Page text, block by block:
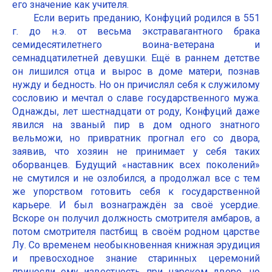
его значение как учителя.
Если верить преданию, Конфуций родился в 551
г. до н.э. от весьма экстравагантного брака
семидесятилетнего воина-ветерана и
семнадцатилетней девушки. Ещё в раннем детстве
он лишился отца и вырос в доме матери, познав
нужду и бедность. Но он причислял себя к служилому
сословию и мечтал о славе государственного мужа.
Однажды, лет шестнадцати от роду, Конфуций даже
явился на званый пир в дом одного знатного
вельможи, но привратник прогнал его со двора,
заявив, что хозяин не принимает у себя таких
оборванцев. Будущий «наставник всех поколений»
не смутился и не озлобился, а продолжал все с тем
же упорством готовить себя к государственной
карьере. И был вознаграждён за своё усердие.
Вскоре он получил должность смотрителя амбаров, а
потом смотрителя пастбищ в своём родном царстве
Лу. Со временем необыкновенная книжная эрудиция
и превосходное знание старинных церемоний